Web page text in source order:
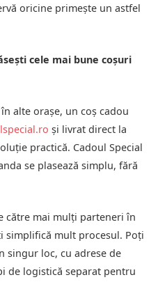
oricine primește un astfel
cele mai bune coșuri
alte orașe, un coș cadou
și livrat direct la
practică. Cadoul Special
se plasează simplu, fără
către mai mulți parteneri în
simplifică mult procesul. Poți
singur loc, cu adrese de
de logistică separat pentru